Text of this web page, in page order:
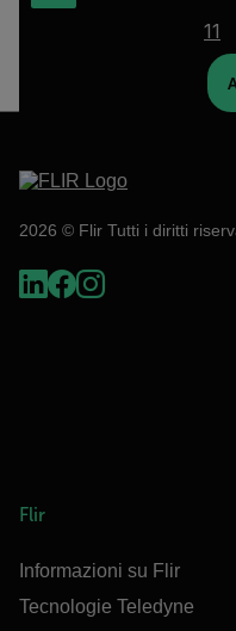
11
2026 © Flir Tutti i diritti
Flir
Informazioni su Flir
Tecnologie Teledyne